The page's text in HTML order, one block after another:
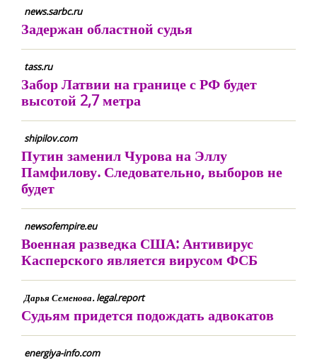
news.sarbc.ru
Задержан областной судья
tass.ru
Забор Латвии на границе с РФ будет
высотой 2,7 метра
shipilov.com
Путин заменил Чурова на Эллу
Памфилову. Следовательно, выборов не
будет
newsofempire.eu
Военная разведка США: Антивирус
Касперского является вирусом ФСБ
Дарья Семенова. legal.report
Судьям придется подождать адвокатов
energiya-info.com